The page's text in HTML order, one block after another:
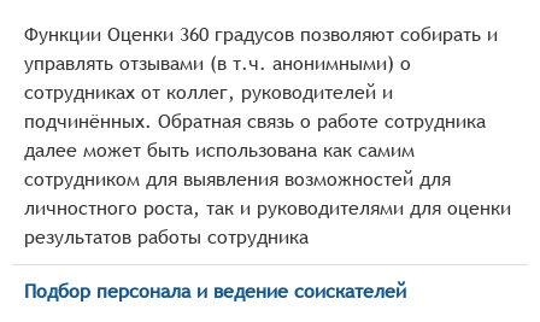
Функции Оценки 360 градусов позволяют собирать и
управлять отзывами (в т.ч. анонимными) о
сотрудниках от коллег, руководителей и
подчинённых. Обратная связь о работе сотрудника
далее может быть использована как самим
сотрудником для выявления возможностей для
личностного роста, так и руководителями для оценки
результатов работы сотрудника
Подбор персонала и ведение соискателей